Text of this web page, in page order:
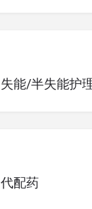
失能/半失能护
代配药